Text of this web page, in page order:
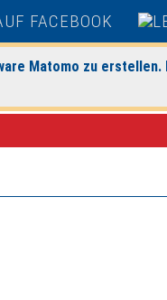
Matomo zu erstellen.